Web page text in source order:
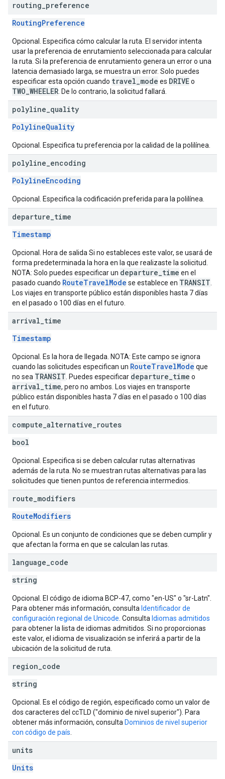
routing preference
RoutingPreference
Opcional. Especifica cómo calcular la ruta. El servidor intenta
usar la preferencia de enrutamiento seleccionada para calcular
la ruta. Si la preferencia de enrutamiento genera un error o una
latencia demasiado larga, se muestra un error. Solo puedes
especificar esta opción cuando travel_mode es DRIVEo
TWO_WHEELER . De lo contrario, la solicitud fallará.
polyline quality
PolylineQuality
Opcional. Especifica tu preferencia por la calidad de la polilínea.
polyline encoding
PolylineEncoding
Opcional. Especifica la codificación preferida para la polilínea.
departure time
Timestamp
Opcional. Hora de salida Si no estableces este valor, se usará de
forma predeterminada la hora en la que realizaste la solicitud.
NOTA: Solo puedes especificar un departure_time en el
pasado cuando RouteTravelMode se establece en TRANSIT
Los viajes en transporte público están disponibles hasta 7 días
en el pasado o 100 días en el futuro.
arrival time
Timestamp
Opcional. Es la hora de llegada. NOTA: Este campo se ignora
cuando las solicitudes especifican un RouteTravelMode que
no sea TRANSIT . Puedes especificar departure_time o
arrival_time, pero no ambos. Los viajes en transporte
público están disponibles hasta 7 días en el pasado o 100 días
en el futuro.
compute alternative routes
bool
Opcional. Especifica si se deben calcular rutas alternativas
además de la ruta. No se muestran rutas alternativas para las
solicitudes que tienen puntos de referencia intermedios.
route modifiers
RouteModifiers
Opcional. Es un conjunto de condiciones que se deben cumplir y
que afectan la forma en que se calculan las rutas.
language code
string
Opcional. El código de idioma BCP-47, como "en-US" o "sr-Latn".
Para obtener más información, consulta Identificador de
configuración regional de Unicode . Consulta Idiomas admitidos
para obtener la lista de idiomas admitidos. Si no proporcionas
este valor, el idioma de visualización se inferirá a partir de la
ubicación de la solicitud de ruta.
region code
string
Opcional. Es el código de región, especificado como un valor de
dos caracteres del ccTLD ("dominio de nivel superior"). Para
obtener más información, consulta Dominios de nivel superior
con código de país
units
Units